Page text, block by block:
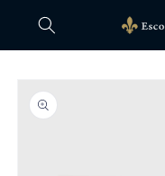
para o
conteúdo
informações
do produto